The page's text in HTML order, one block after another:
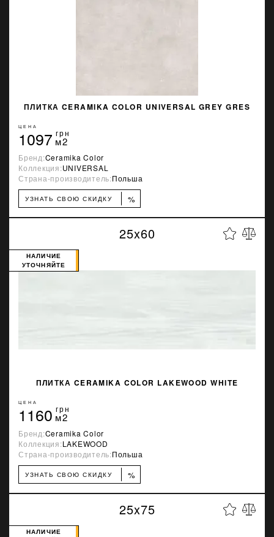
ПЛИТКА CERAMIKA COLOR UNIVERSAL GREY GRES
ЦЕНА
1097 грн
м2
Бренд:Ceramika Color
Коллекция:UNIVERSAL
Страна-производитель:Польша
УЗНАТЬ СВОЮ СКИДКУ %
25x60
ПЛИТКА CERAMIKA COLOR LAKEWOOD WHITE
НАЛИЧИЕ
УТОЧНЯЙТЕ
ЦЕНА
1160 грн
м2
Бренд:Ceramika Color
Коллекция:LAKEWOOD
Страна-производитель:Польша
УЗНАТЬ СВОЮ СКИДКУ %
25x75
НАЛИЧИЕ